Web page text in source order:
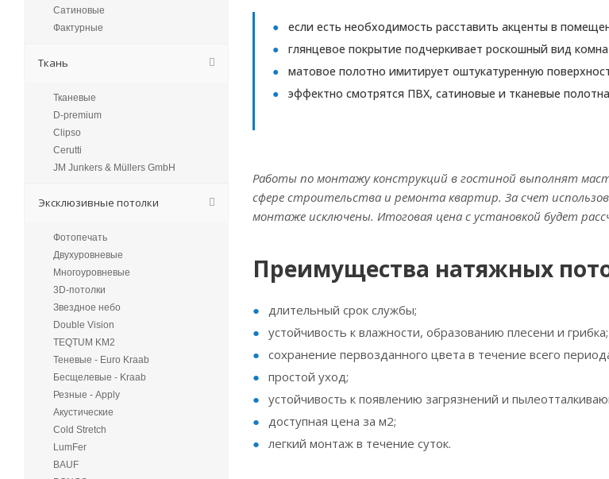
если есть необходимость расставить акценты в
глянцевое покрытие подчеркивает роскошный вид
матовое полотно имитирует оштукатуренную
эффектно смотрятся ПВХ, сатиновые и тканевые
Работы по монтажу конструкций в гостиной выполнят
сфере строительства и ремонта квартир. За счет
монтаже исключены. Итоговая цена с установкой будет
Преимущества натяжных
длительный срок службы;
устойчивость к влажности, образованию плесени и грибка;
сохранение первозданного цвета в течение всего
простой уход;
устойчивость к появлению загрязнений и
доступная цена за м2;
легкий монтаж в течение суток.
Сатиновые
Фактурные
Ткань
Тканевые
D-premium
Clipso
Cerutti
JM Junkers & Müllers GmbH
Эксклюзивные потолки
Фотопечать
Двухуровневые
Многоуровневые
3D-потолки
Звездное небо
Double Vision
TEQTUM KM2
Теневые - Euro Kraab
Бесщелевые - Kraab
Резные - Apply
Акустические
Cold Stretch
LumFer
BAUF